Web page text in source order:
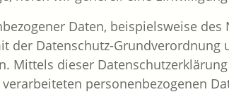
Daten, beispielsweise
der Datenschutz-
Mittels dieser
personenbezogenen